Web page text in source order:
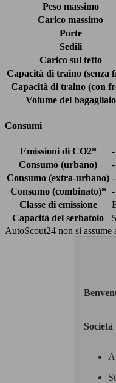
Peso massimo
Carico massimo
Porte
Sedili
Carico sul tetto
Capacità di traino (senza
Capacità di traino (con
Volume del bagagliaio
Consumi
Emissioni di CO2*
-
Consumo (urbano)
-
Consumo (extra-urbano) -
Consumo (combinato)* -
Classe di emissione
Capacità del serbatoio
AutoScout24 non si assume
Società